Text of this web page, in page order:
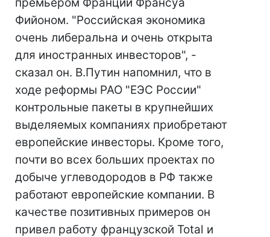
Фийоном. "Российская экономика
очень либеральна и очень открыта
для иностранных инвесторов", -
сказал он. В.Путин напомнил, что в
ходе реформы РАО "ЕЭС России"
контрольные пакеты в крупнейших
выделяемых компаниях приобретают
европейские инвесторы. Кроме того,
почти во всех больших проектах по
добыче углеводородов в РФ также
работают европейские компании. В
качестве позитивных примеров он
привел работу французской Total и